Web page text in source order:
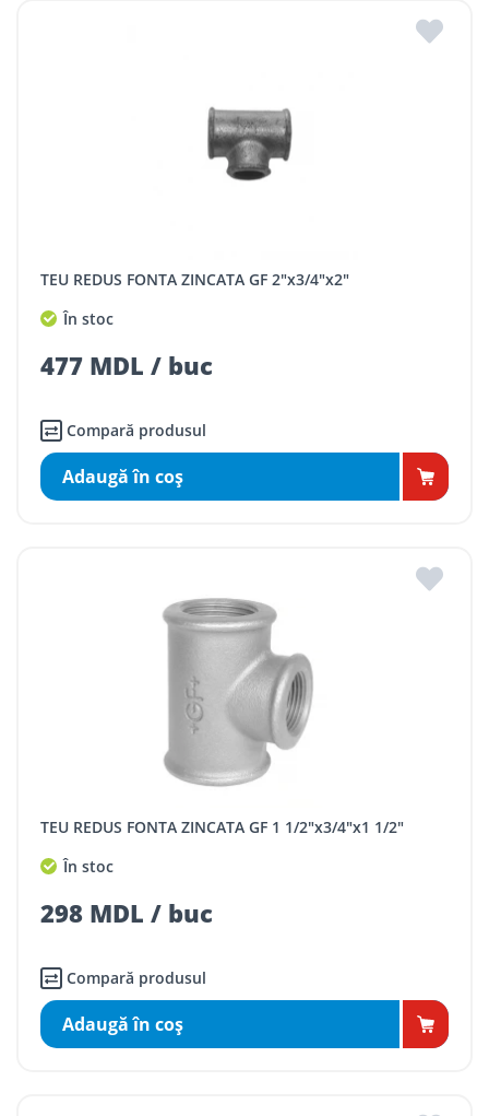
TEU REDUS FONTA ZINCATA GF 2"x3/4"x2"
În stoc
477 MDL / buc
Compară produsul
Adaugă în coş
TEU REDUS FONTA ZINCATA GF 1 1/2"x3/4"x1 1/2"
În stoc
298 MDL / buc
Compară produsul
Adaugă în coş